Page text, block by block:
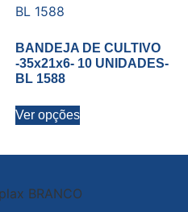
BANDEJA DE CULTIVO
-35x21x6- 10 UNIDADES-
BL 1588
Ver opções